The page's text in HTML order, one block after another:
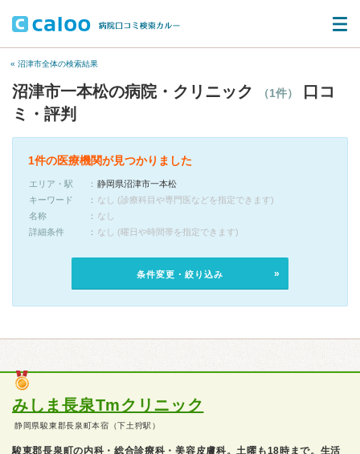
« 沼津市全体の検索結果
沼津市一本松の病院・クリニック （1件）
口コ
ミ・評判
1件の医療機関が見つかりました
エリア・駅
静岡県沼津市一本松
キーワード
なし (診療科目や専門医などを指定できます)
名称
なし
詳細条件
なし (曜日や時間帯を指定できます)
条件変更・絞り込み
みしま長泉Tmクリニック
静岡県駿東郡長泉町本宿（下土狩駅）
駿東郡長泉町の内科・総合診療科・美容皮膚科。土曜も18時まで。生活